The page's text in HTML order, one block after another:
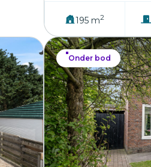
195 m2
Onder bod